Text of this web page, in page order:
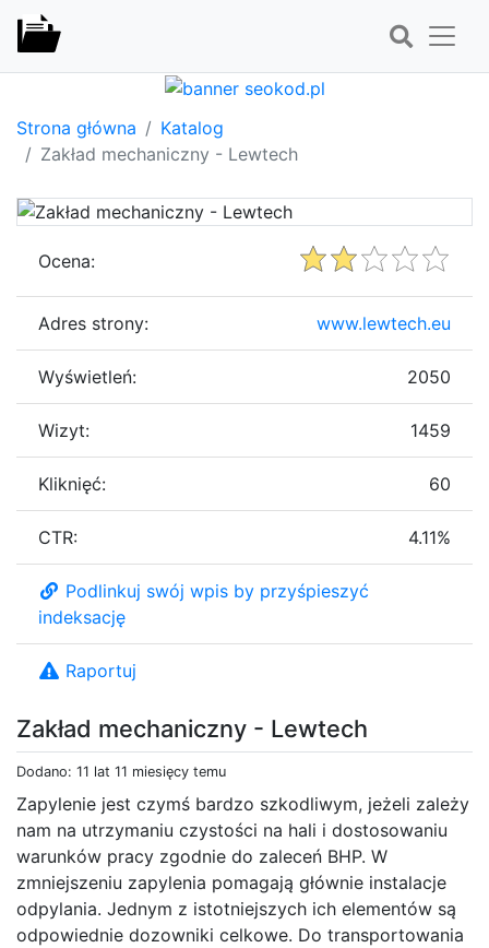
Strona główna
Katalog
Zakład mechaniczny - Lewtech
Zakład mechaniczny - Lewtech
Dodano: 11 lat 11 miesięcy temu
Zapylenie jest czymś bardzo szkodliwym, jeżeli zależy
nam na utrzymaniu czystości na hali i dostosowaniu
warunków pracy zgodnie do zaleceń BHP. W
zmniejszeniu zapylenia pomagają głównie instalacje
odpylania. Jednym z istotniejszych ich elementów są
odpowiednie dozowniki celkowe. Do transportowania
Ocena:
Adres strony: www.lewtech.eu
Wyświetleń: 2050
Wizyt: 1459
Kliknięć: 60
CTR: 4.11%
Podlinkuj swój wpis by przyśpieszyć
indeksację
Raportuj